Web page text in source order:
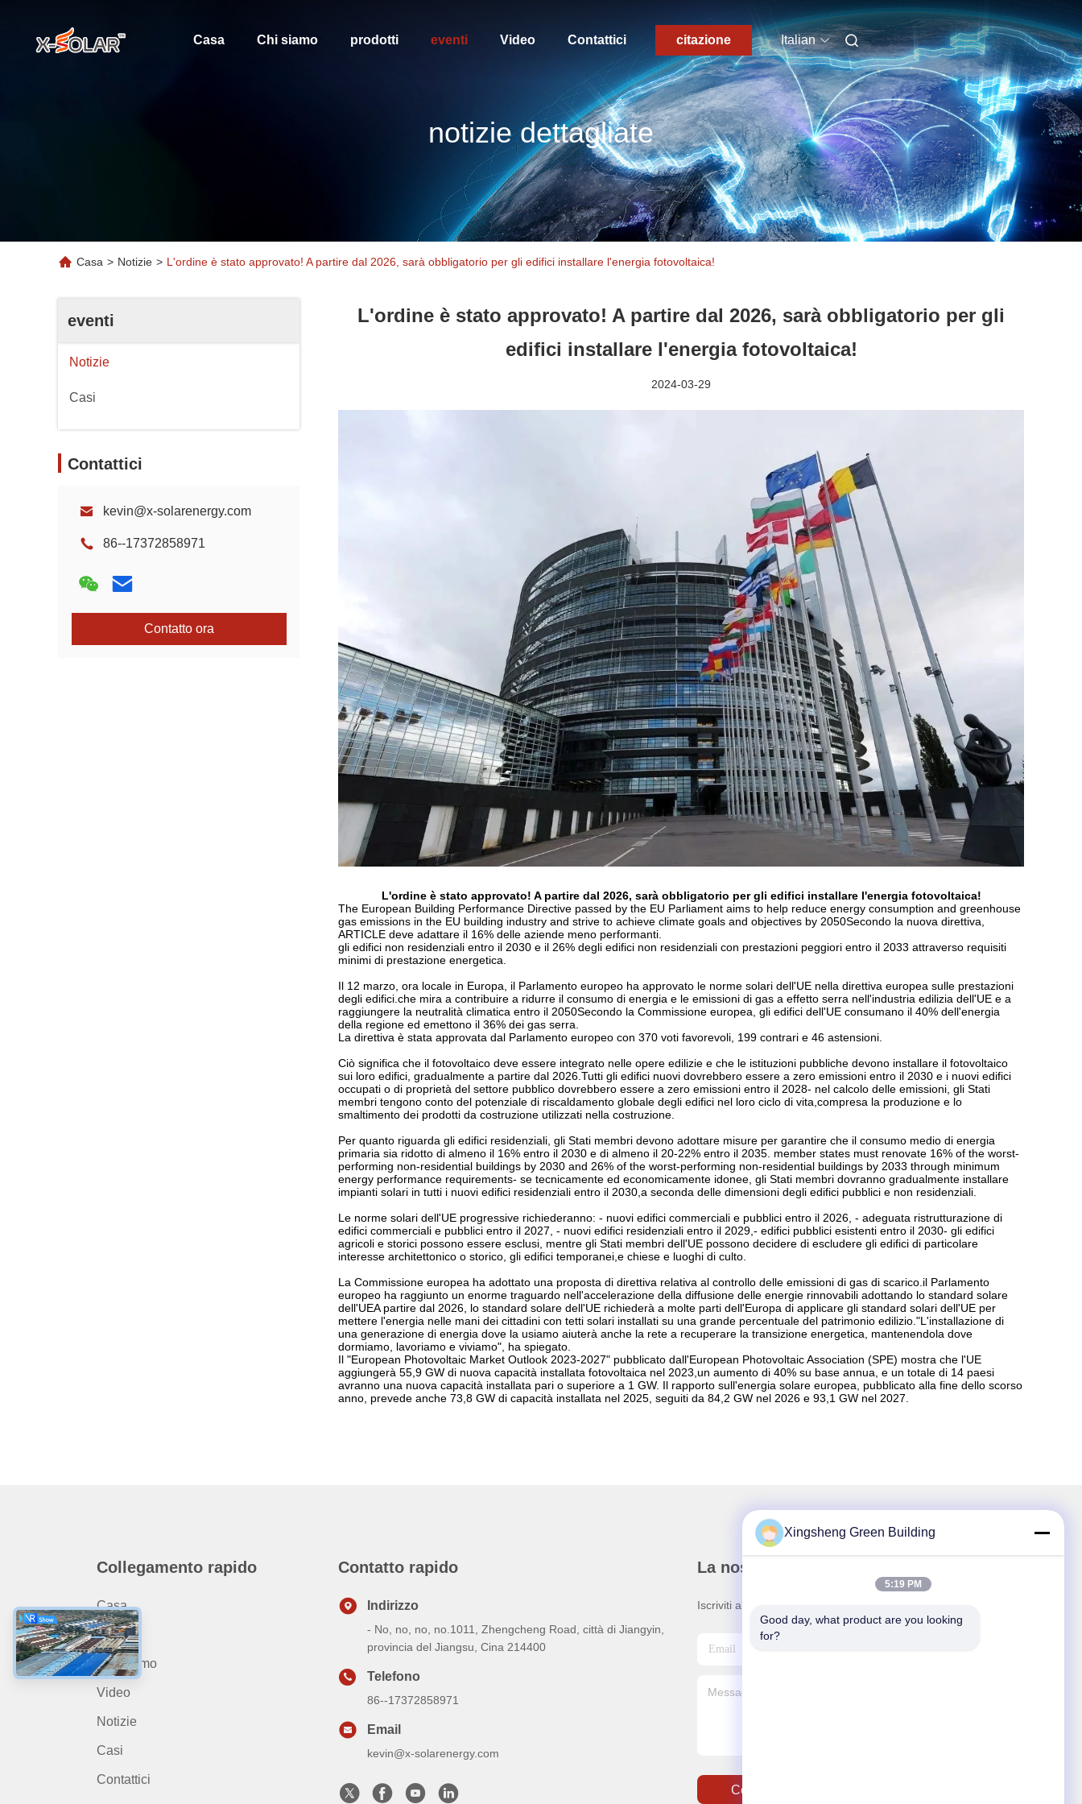
Casa Chi siamo prodotti eventi Video Contattici citazione Italian
notizie dettagliate
Casa > Notizie > L'ordine è stato approvato! A partire dal 2026, sarà obbligatorio per gli edifici installare l'energia fotovoltaica!
eventi
Notizie
Casi
Contattici
kevin@x-solarenergy.com
86--17372858971
Contatto ora
L'ordine è stato approvato! A partire dal 2026, sarà obbligatorio per gli
edifici installare l'energia fotovoltaica!
2024-03-29
L'ordine è stato approvato! A partire dal 2026, sarà obbligatorio per gli edifici installare l'energia fotovoltaica!
The European Building Performance Directive passed by the EU Parliament aims to help reduce energy consumption and greenhouse
gas emissions in the EU building industry and strive to achieve climate goals and objectives by 2050Secondo la nuova direttiva,
ARTICLE deve adattare il 16% delle aziende meno performanti.
gli edifici non residenziali entro il 2030 e il 26% degli edifici non residenziali con prestazioni peggiori entro il 2033 attraverso requisiti
minimi di prestazione energetica.
Il 12 marzo, ora locale in Europa, il Parlamento europeo ha approvato le norme solari dell'UE nella direttiva europea sulle prestazioni
degli edifici.che mira a contribuire a ridurre il consumo di energia e le emissioni di gas a effetto serra nell'industria edilizia dell'UE e a
raggiungere la neutralità climatica entro il 2050Secondo la Commissione europea, gli edifici dell'UE consumano il 40% dell'energia
della regione ed emettono il 36% dei gas serra.
La direttiva è stata approvata dal Parlamento europeo con 370 voti favorevoli, 199 contrari e 46 astensioni.
Ciò significa che il fotovoltaico deve essere integrato nelle opere edilizie e che le istituzioni pubbliche devono installare il fotovoltaico
sui loro edifici, gradualmente a partire dal 2026.Tutti gli edifici nuovi dovrebbero essere a zero emissioni entro il 2030 e i nuovi edifici
occupati o di proprietà del settore pubblico dovrebbero essere a zero emissioni entro il 2028- nel calcolo delle emissioni, gli Stati
membri tengono conto del potenziale di riscaldamento globale degli edifici nel loro ciclo di vita,compresa la produzione e lo
smaltimento dei prodotti da costruzione utilizzati nella costruzione.
Per quanto riguarda gli edifici residenziali, gli Stati membri devono adottare misure per garantire che il consumo medio di energia
primaria sia ridotto di almeno il 16% entro il 2030 e di almeno il 20-22% entro il 2035. member states must renovate 16% of the worst-
performing non-residential buildings by 2030 and 26% of the worst-performing non-residential buildings by 2033 through minimum
energy performance requirements- se tecnicamente ed economicamente idonee, gli Stati membri dovranno gradualmente installare
impianti solari in tutti i nuovi edifici residenziali entro il 2030,a seconda delle dimensioni degli edifici pubblici e non residenziali.
Le norme solari dell'UE progressive richiederanno: - nuovi edifici commerciali e pubblici entro il 2026, - adeguata ristrutturazione di
edifici commerciali e pubblici entro il 2027, - nuovi edifici residenziali entro il 2029,- edifici pubblici esistenti entro il 2030- gli edifici
agricoli e storici possono essere esclusi, mentre gli Stati membri dell'UE possono decidere di escludere gli edifici di particolare
interesse architettonico o storico, gli edifici temporanei,e chiese e luoghi di culto.
La Commissione europea ha adottato una proposta di direttiva relativa al controllo delle emissioni di gas di scarico.il Parlamento
europeo ha raggiunto un enorme traguardo nell'accelerazione della diffusione delle energie rinnovabili adottando lo standard solare
dell'UEA partire dal 2026, lo standard solare dell'UE richiederà a molte parti dell'Europa di applicare gli standard solari dell'UE per
mettere l'energia nelle mani dei cittadini con tetti solari installati su una grande percentuale del patrimonio edilizio."L'installazione di
una generazione di energia dove la usiamo aiuterà anche la rete a recuperare la transizione energetica, mantenendola dove
dormiamo, lavoriamo e viviamo", ha spiegato.
Il "European Photovoltaic Market Outlook 2023-2027" pubblicato dall'European Photovoltaic Association (SPE) mostra che l'UE
aggiungerà 55,9 GW di nuova capacità installata fotovoltaica nel 2023,un aumento di 40% su base annua, e un totale di 14 paesi
avranno una nuova capacità installata pari o superiore a 1 GW. Il rapporto sull'energia solare europea, pubblicato alla fine dello scorso
anno, prevede anche 73,8 GW di capacità installata nel 2025, seguiti da 84,2 GW nel 2026 e 93,1 GW nel 2027.
Collegamento rapido
Casa
Prodotti
Chi Siamo
Video
Notizie
Casi
Contattici
Contatto rapido
Indirizzo
- No, no, no, no.1011, Zhengcheng Road, città di Jiangyin,
provincia del Jiangsu, Cina 214400
Telefono
86--17372858971
Email
kevin@x-solarenergy.com
La nostra newsletter
Iscriviti alla nostra newsletter per sconti e altro.
Contattici
Xingsheng Green Building
5:19 PM
Good day, what product are you looking
for?